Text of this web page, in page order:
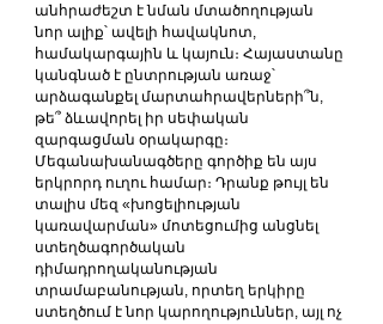
անհրաժեշտ է նման մտածողության
նոր ալիք՝ ավելի հավակնոտ,
համակարգային և կայուն։ Հայաստանը
կանգնած է ընտրության առաջ՝
արձագանքել մարտահրավերների՞ն,
թե՞ ձևավորել իր սեփական
զարգացման օրակարգը։
Մեգանախանագծերը գործիք են այս
երկրորդ ուղու համար։ Դրանք թույլ են
տալիս մեզ «խոցելիության
կառավարման» մոտեցումից անցնել
ստեղծագործական
դիմադրողականության
տրամաբանության, որտեղ երկիրը
ստեղծում է նոր կարողություններ, այլ ոչ